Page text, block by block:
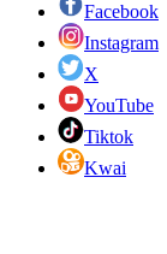
Facebook
Instagram
X
YouTube
Tiktok
Kwai